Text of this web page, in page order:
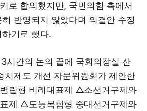
로 합의했지만, 국민의힘 측에서
반영되지 않았다며 의결안 수정
기로 했다.
시간의 논의 끝에 국회의장실 산
치제도 개선 자문위원회가 제안한
립형 비례대표제 △소선거구제와
제 △도농복합형 중대선거구제와